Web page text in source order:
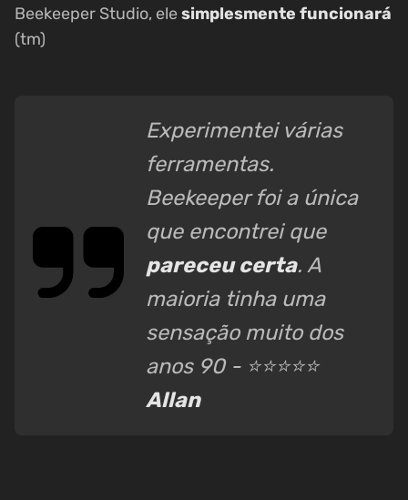
Beekeeper Studio, elesimplesmente funcionará
(tm)
Experimentei várias
ferramentas.
Beekeeper foi a única
que encontrei que
pareceu certa. A
maioria tinha uma
sensação muito dos
anos 90 - ⭐⭐⭐⭐⭐
Allan